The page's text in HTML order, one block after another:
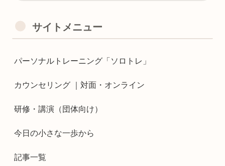
サイトメニュー
パーソナルトレーニング「ソロトレ」
カウンセリング ｜対面・オンライン
研修・講演（団体向け）
今日の小さな一歩から
記事一覧